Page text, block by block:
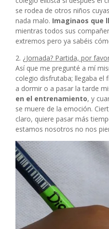
se rodea de otros niños
nada malo. Imaginaos que
mientras todos sus
extremos pero ya sabéis
2. ¿Jornada? Partida, por
Así que me pregunté a mí
colegio disfrutaba; llegaba el
a dormir o a pasar la tarde
en el entrenamiento, y
se muere de la emoción.
claro, quiere pasar más
estamos nosotros no nos